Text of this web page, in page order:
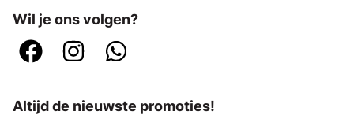
Wil je ons volgen?
Altijd de nieuwste promoties!